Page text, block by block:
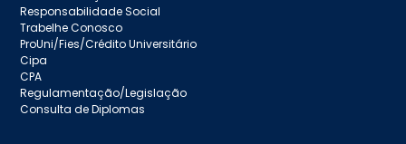
Responsabilidade Social
Trabelhe Conosco
ProUni/Fies/Crédito Universitário
Cipa
CPA
Regulamentação/Legislação
Consulta de Diplomas